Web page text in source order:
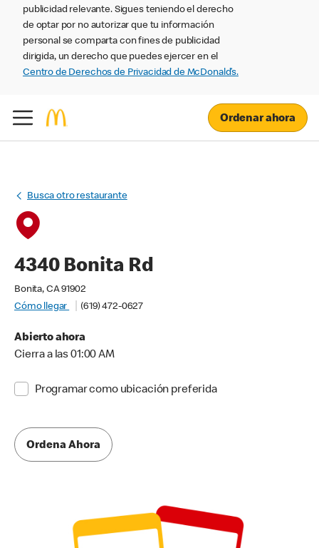
publicidad relevante. Sigues teniendo el derecho
de optar por no autorizar que tu información
personal se comparta con fines de publicidad
dirigida, un derecho que puedes ejercer en el
Centro de Derechos de Privacidad de McDonald’s.
Ordenar ahora
Busca otro restaurante
4340 Bonita Rd
Bonita, CA 91902
Cómo llegar
(619) 472-0627
Abierto ahora
Cierra a las 01:00 AM
Programar como ubicación preferida
Ordena Ahora